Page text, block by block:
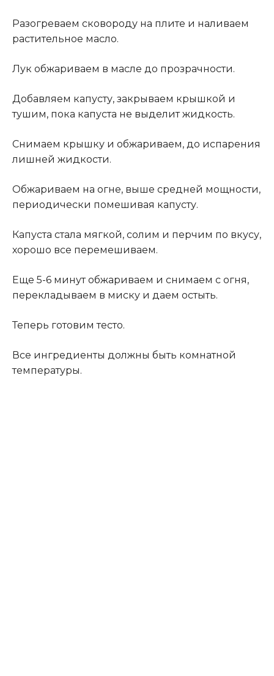
Разогреваем сковороду на плите и наливаем
растительное масло.
Лук обжариваем в масле до прозрачности.
Добавляем капусту, закрываем крышкой и
тушим, пока капуста не выделит жидкость.
Снимаем крышку и обжариваем, до испарения
лишней жидкости.
Обжариваем на огне, выше средней мощности,
периодически помешивая капусту.
Капуста стала мягкой, солим и перчим по вкусу,
хорошо все перемешиваем.
Еще 5-6 минут обжариваем и снимаем с огня,
перекладываем в миску и даем остыть.
Теперь готовим тесто.
Все ингредиенты должны быть комнатной
температуры.